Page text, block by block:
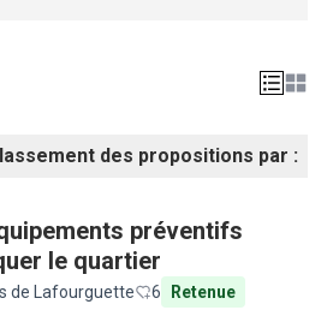
des propositions par :
préventifs
le quartier
de Lafourguette 6 Retenue